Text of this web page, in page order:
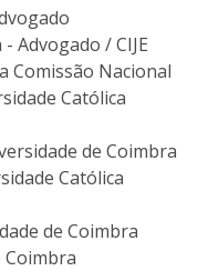
Advogado / CIJE
Comissão Nacional
Católica
de Coimbra
Católica
de Coimbra
Coimbra